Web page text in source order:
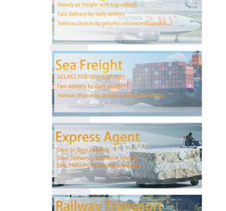
تماس با ما
حالا حرف بزن
حمل و نقل بین المللی
حمل و نقل حمل و نقل هوایی
حمل و نقل دریایی
حمل و نقل DDP از چین
حمل و نقل اکسپرس
حمل و نقل ریلی
ارسال به آمازون